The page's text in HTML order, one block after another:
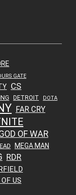
GATE
CS
DETROIT DOTA
FAR CRY
OF WAR
MEGA MAN
RDR
US